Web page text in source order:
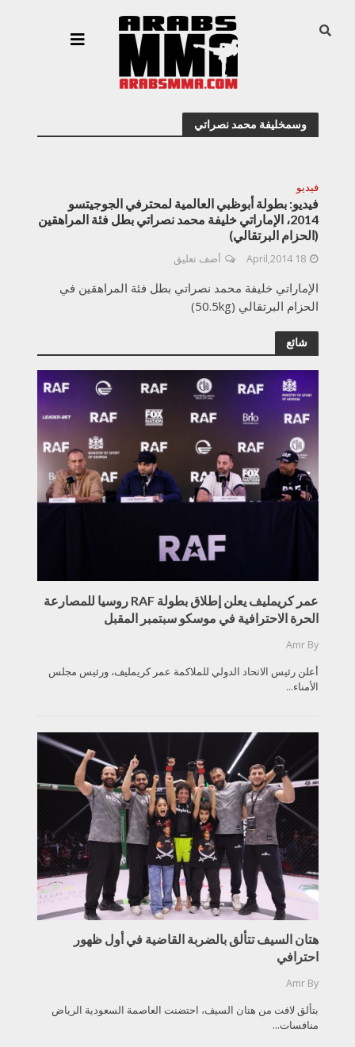
وسمخليفة محمد نصراتي
فيديو
فيديو: بطولة أبوظبي العالمية لمحترفي الجوجيتسو
2014، الإماراتي خليفة محمد نصراتي بطل فئة المراهقين
(الحزام البرتقالي)
18 April,2014 أضف تعليق
الإماراتي خليفة محمد نصراتي بطل فئة المراهقين في
الحزام البرتقالي (50.5kg)
شائع
عمر كريمليف يعلن إطلاق بطولة RAF روسيا للمصارعة
الحرة الاحترافية في موسكو سبتمبر المقبل
By
Amr
أعلن رئيس الاتحاد الدولي للملاكمة عمر كريمليف، ورئيس مجلس
الأمناء...
هتان السيف تتألق بالضربة القاضية في أول ظهور
احترافي
By
Amr
بتألق لافت من هتان السيف، احتضنت العاصمة السعودية الرياض
منافسات...